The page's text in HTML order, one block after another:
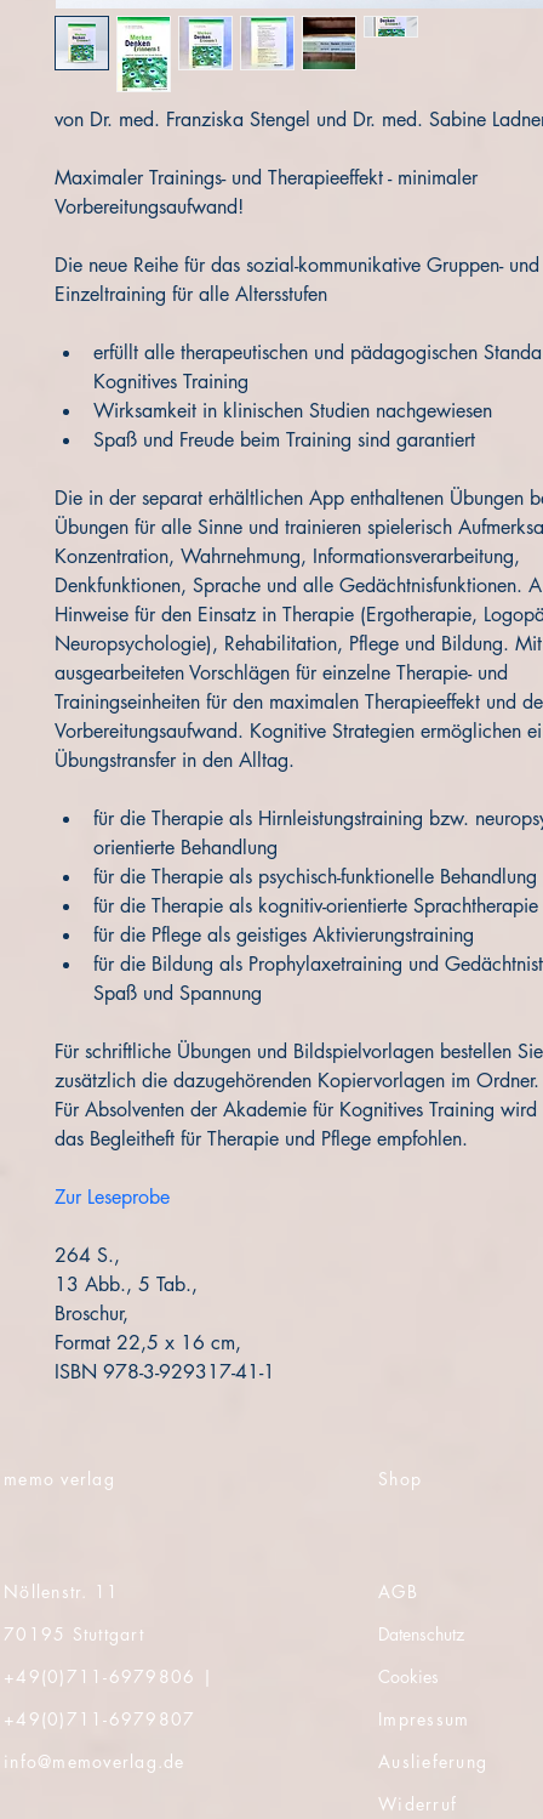
von Dr. med. Franziska Stengel und Dr. med. Sabine
Maximaler Trainings- und Therapieeffekt - minimaler
Vorbereitungsaufwand!
Die neue Reihe für das sozial-kommunikative Gruppen-
Einzeltraining für alle Altersstufen
erfüllt alle therapeutischen und pädagogischen
Kognitives Training
Wirksamkeit in klinischen Studien nachgewiesen
Spaß und Freude beim Training sind garantiert
Die in der separat erhältlichen App enthaltenen Übungen
Übungen für alle Sinne und trainieren spielerisch
Konzentration, Wahrnehmung, Informationsverarbeitung,
Denkfunktionen, Sprache und alle Gedächtnisfunktionen.
Hinweise für den Einsatz in Therapie (Ergotherapie,
Neuropsychologie), Rehabilitation, Pflege und Bildung.
ausgearbeiteten Vorschlägen für einzelne Therapie- und
Trainingseinheiten für den maximalen Therapieeffekt und
Vorbereitungsaufwand. Kognitive Strategien ermöglichen
Übungstransfer in den Alltag.
für die Therapie als Hirnleistungstraining bzw.
orientierte Behandlung
für die Therapie als psychisch-funktionelle Behandlung
für die Therapie als kognitiv-orientierte Sprachtherapie
für die Pflege als geistiges Aktivierungstraining
für die Bildung als Prophylaxetraining und
Spaß und Spannung
Für schriftliche Übungen und Bildspielvorlagen bestellen
zusätzlich die dazugehörenden Kopiervorlagen im
Für Absolventen der Akademie für Kognitives Training
das Begleitheft für Therapie und Pflege empfohlen.
Zur Leseprobe
264 S.,
13 Abb., 5 Tab.,
Broschur,
Format 22,5 x 16 cm,
ISBN 978-3-929317-41-1
memo verlag Shop
Nöllenstr. 11
70195 Stuttgart
+49(0) 711-6979806 |
+49(0) 711-6979807
info@memoverlag.de
AGB
Datenschutz
Cookies
Impressum
Auslieferung
Widerruf